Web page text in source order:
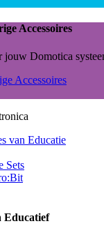
Accessoires
jouw Domotica
Accessoires
van Educatie
Sets
Educatief